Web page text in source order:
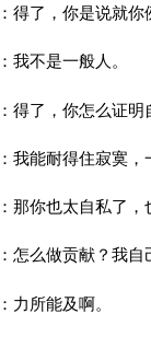
得了，你是说就你
我不是一般人。
得了，你怎么证明
我能耐得住寂寞，
那你也太自私了，
怎么做贡献？我自
力所能及啊。